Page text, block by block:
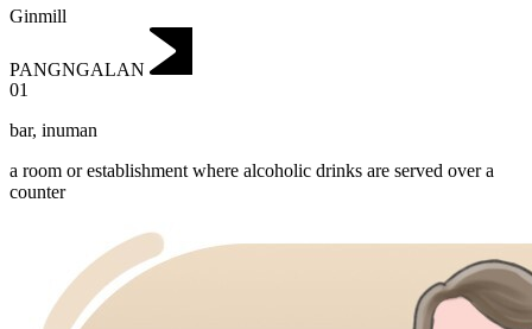
Ginmill
PANGNGALAN
01
bar, inuman
a room or establishment where alcoholic drinks are served over a
counter